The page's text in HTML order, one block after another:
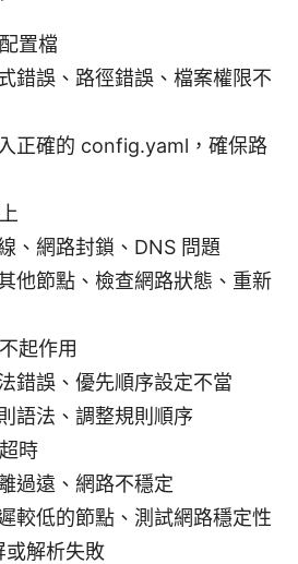
置檔
錯誤、路徑錯誤、檔案權限不
正確的 config.yaml，確保路
、網路封鎖、DNS 問題
他節點、檢查網路狀態、重新
起作用
錯誤、優先順序設定不當
語法、調整規則順序
時
過遠、網路不穩定
較低的節點、測試網路穩定性
或解析失敗